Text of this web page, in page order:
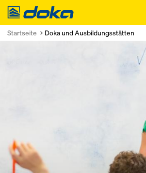
Doka
Startseite Doka und Ausbildungsstätten